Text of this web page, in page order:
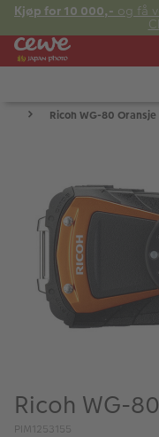
Kjøp for 10 000,- og få
KAMERA
FOTOTILBEHØR
LYS OG STUDIO
INSTANTFOTO
ANALOG
KIKKERTER
ALBUM
Ricoh WG-80
Ricoh WG-
PIM1253155